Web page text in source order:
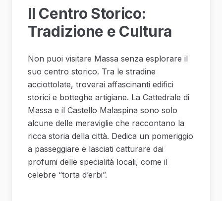
Il Centro Storico:
Tradizione e Cultura
Non puoi visitare Massa senza esplorare il
suo centro storico. Tra le stradine
acciottolate, troverai affascinanti edifici
storici e botteghe artigiane. La Cattedrale di
Massa e il Castello Malaspina sono solo
alcune delle meraviglie che raccontano la
ricca storia della città. Dedica un pomeriggio
a passeggiare e lasciati catturare dai
profumi delle specialità locali, come il
celebre “torta d’erbi”.